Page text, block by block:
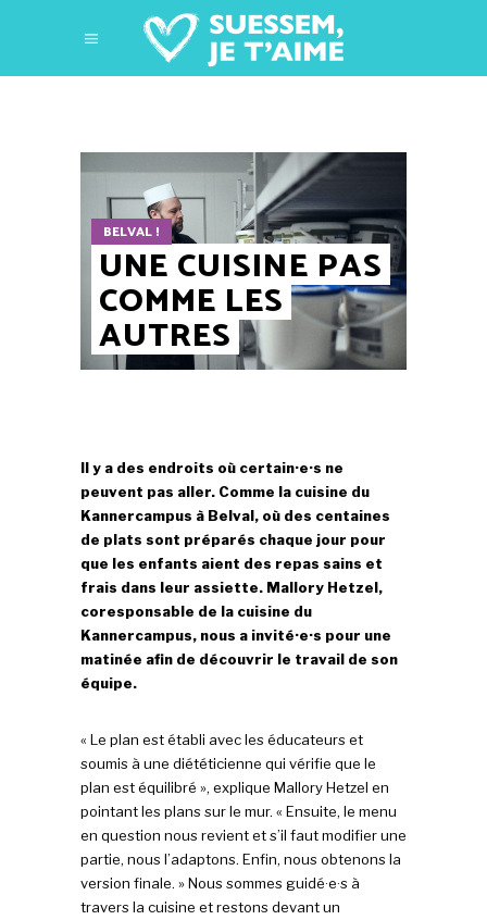
BELVAL !
UNE CUISINE PAS
COMME LES
AUTRES
Il y a des endroits où certain·e·s ne
peuvent pas aller. Comme la cuisine du
Kannercampus à Belval, où des centaines
de plats sont préparés chaque jour pour
que les enfants aient des repas sains et
frais dans leur assiette. Mallory Hetzel,
coresponsable de la cuisine du
Kannercampus, nous a invité·e·s pour une
matinée afin de découvrir le travail de son
équipe.
« Le plan est établi avec les éducateurs et
soumis à une diététicienne qui vérifie que le
plan est équilibré », explique Mallory Hetzel en
pointant les plans sur le mur. « Ensuite, le menu
en question nous revient et s’il faut modifier une
partie, nous l’adaptons. Enfin, nous obtenons la
version finale. » Nous sommes guidé·e·s à
travers la cuisine et restons devant un